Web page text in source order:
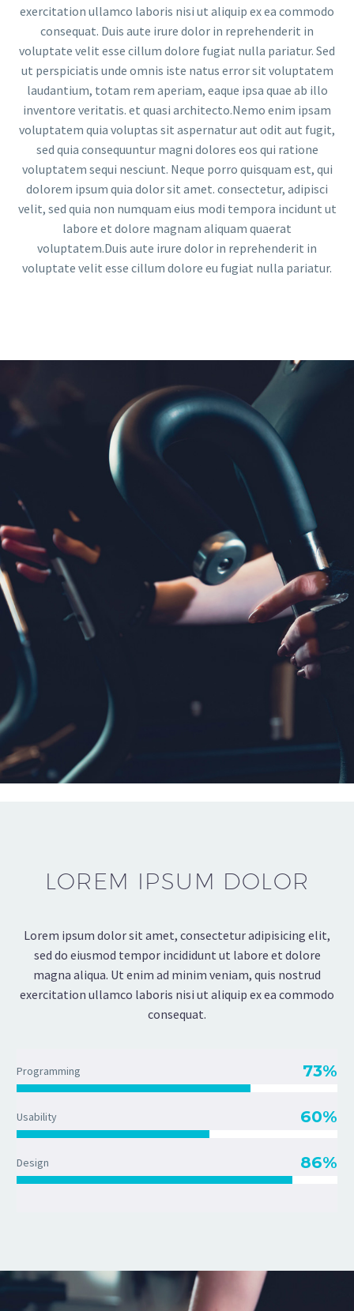
exercitation ullamco laboris nisi ut aliquip ex ea commodo
consequat. Duis aute irure dolor in reprehenderit in
voluptate velit esse cillum dolore fugiat nulla pariatur. Sed
ut perspiciatis unde omnis iste natus error sit voluptatem
laudantium, totam rem aperiam, eaque ipsa quae ab illo
inventore veritatis. et quasi architecto.Nemo enim ipsam
voluptatem quia voluptas sit aspernatur aut odit aut fugit,
sed quia consequuntur magni dolores eos qui ratione
voluptatem sequi nesciunt. Neque porro quisquam est, qui
dolorem ipsum quia dolor sit amet. consectetur, adipisci
velit, sed quia non numquam eius modi tempora incidunt ut
labore et dolore magnam aliquam quaerat
voluptatem.Duis aute irure dolor in reprehenderit in
voluptate velit esse cillum dolore eu fugiat nulla pariatur.
LOREM IPSUM DOLOR
Lorem ipsum dolor sit amet, consectetur adipisicing elit,
sed do eiusmod tempor incididunt ut labore et dolore
magna aliqua. Ut enim ad minim veniam, quis nostrud
exercitation ullamco laboris nisi ut aliquip ex ea commodo
consequat.
Programming 73%
Usability 60%
Design 86%